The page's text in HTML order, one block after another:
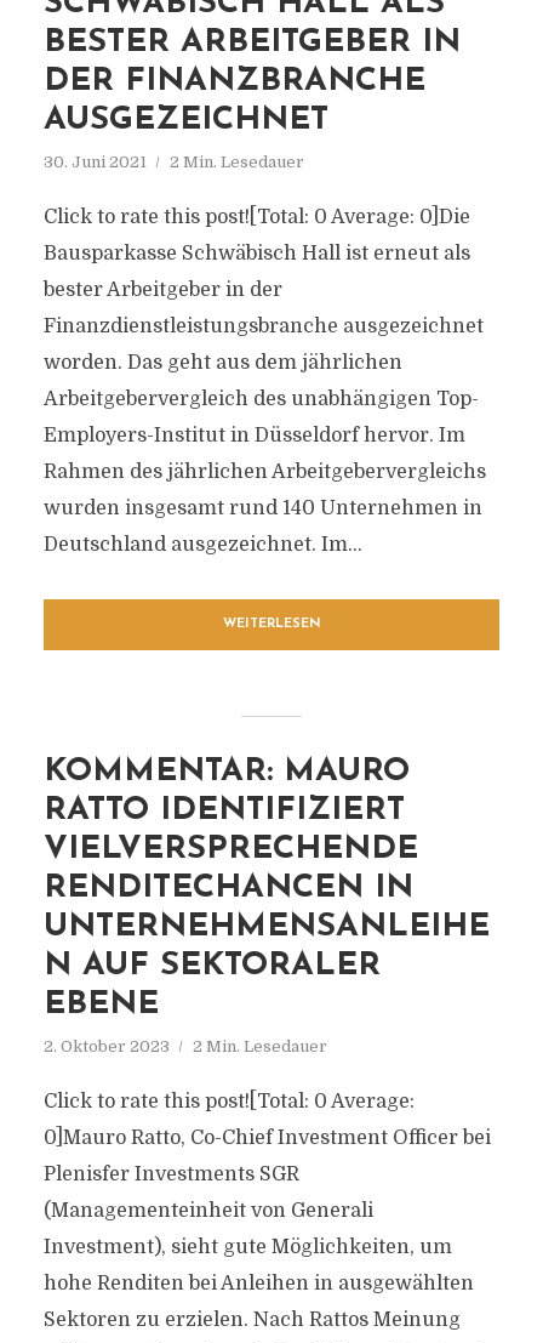
BESTER ARBEITGEBER IN
DER FINANZBRANCHE
AUSGEZEICHNET
30. Juni 2021 2 Min. Lesedauer
Click to rate this post![Total: 0 Average: 0]Die
Bausparkasse Schwäbisch Hall ist erneut als
bester Arbeitgeber in der
Finanzdienstleistungsbranche ausgezeichnet
worden. Das geht aus dem jährlichen
Arbeitgebervergleich des unabhängigen Top-
Employers-Institut in Düsseldorf hervor. Im
Rahmen des jährlichen Arbeitgebervergleichs
wurden insgesamt rund 140 Unternehmen in
Deutschland ausgezeichnet. Im...
WEITERLESEN
KOMMENTAR: MAURO
RATTO IDENTIFIZIERT
VIELVERSPRECHENDE
RENDITECHANCEN IN
UNTERNEHMENSANLEIHE
N AUF SEKTORALER
EBENE
2. Oktober 2023 2 Min. Lesedauer
Click to rate this post![Total: 0 Average:
0]Mauro Ratto, Co-Chief Investment Officer bei
Plenisfer Investments SGR
(Managementeinheit von Generali
Investment), sieht gute Möglichkeiten, um
hohe Renditen bei Anleihen in ausgewählten
Sektoren zu erzielen. Nach Rattos Meinung